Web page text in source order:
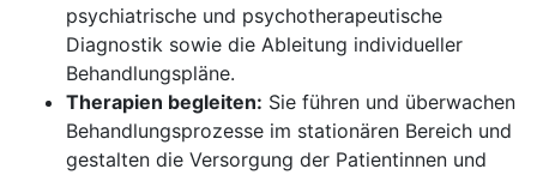
psychiatrische und psychotherapeutische
Diagnostik sowie die Ableitung individueller
Behandlungspläne.
Therapien begleiten: Sie führen und überwachen
Behandlungsprozesse im stationären Bereich und
gestalten die Versorgung der Patientinnen und